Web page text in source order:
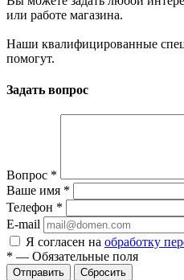
или работе магазина.
Наши квалифицированные
помогут.
Задать вопрос
Вопрос *
Ваше имя *
Телефон *
E-mail
Я согласен на обработку
* — Обязательные поля
Отправить Сбросить